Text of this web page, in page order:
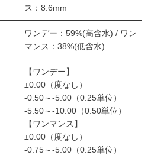
ス：8.6mm
ワンデー：59%(高含水) / ワン
マンス：38%(低含水)
【ワンデー】
±0.00（度なし）
-0.50～-5.00（0.25単位）
-5.50～-10.00（0.50単位）
【ワンマンス】
±0.00（度なし）
-0.75～-5.00（0.25単位）